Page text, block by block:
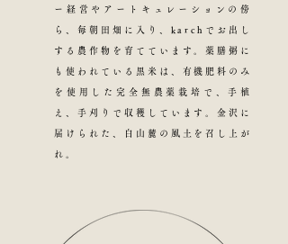
ー経営やアートキュレーションの傍
ら、毎朝田畑に入り、karchでお出し
する農作物を育てています。薬膳粥に
も使われている黒米は、有機肥料のみ
を使用した完全無農薬栽培で、手植
え、手刈りで収穫しています。金沢に
届けられた、白山麓の風土を召し上が
れ。